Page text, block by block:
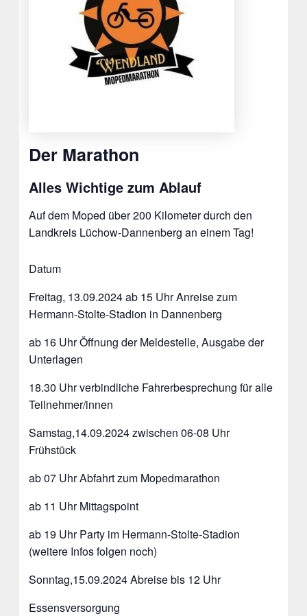
Der Marathon
Alles Wichtige zum Ablauf
Auf dem Moped über 200 Kilometer durch den
Landkreis Lüchow-Dannenberg an einem Tag!
Datum
Freitag, 13.09.2024 ab 15 Uhr Anreise zum
Hermann-Stolte-Stadion in Dannenberg
ab 16 Uhr Öffnung der Meldestelle, Ausgabe der
Unterlagen
18.30 Uhr verbindliche Fahrerbesprechung für alle
Teilnehmer/innen
Samstag,14.09.2024 zwischen 06-08 Uhr
Frühstück
ab 07 Uhr Abfahrt zum Mopedmarathon
ab 11 Uhr Mittagspoint
ab 19 Uhr Party im Hermann-Stolte-Stadion
(weitere Infos folgen noch)
Sonntag,15.09.2024 Abreise bis 12 Uhr
Essensversorgung